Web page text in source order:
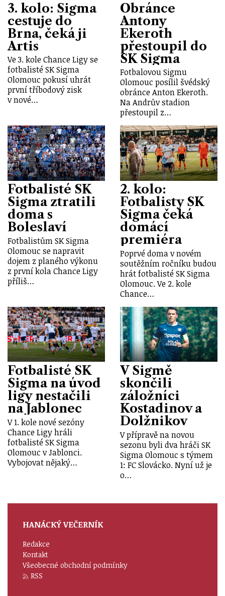
3. kolo: Sigma
cestuje do
Brna, čeká ji
Artis
Ve 3. kole Chance Ligy se
fotbalisté SK Sigma
Olomouc pokusí uhrát
první tříbodový zisk
v nové…
Obránce
Antony
Ekeroth
přestoupil do
SK Sigma
Fotbalovou Sigmu
Olomouc posílil švédský
obránce Anton Ekeroth.
Na Andrův stadion
přestoupil z…
Fotbalisté SK
Sigma ztratili
doma s
Boleslaví
Fotbalistům SK Sigma
Olomouc se napravit
dojem z planého výkonu
z první kola Chance Ligy
příliš…
2. kolo:
Fotbalisty SK
Sigma čeká
domácí
premiéra
Poprvé doma v novém
soutěžním ročníku budou
hrát fotbalisté SK Sigma
Olomouc. Ve 2. kole
Chance…
Fotbalisté SK
Sigma na úvod
ligy nestačili
na Jablonec
V 1. kole nové sezóny
Chance Ligy hráli
fotbalisté SK Sigma
Olomouc v Jablonci.
Vybojovat nějaký…
V Sigmě
skončili
záložníci
Kostadinov a
Dolžnikov
V přípravě na novou
sezonu byli dva hráči SK
Sigma Olomouc s týmem
1: FC Slovácko. Nyní už je
o…
HANÁCKÝ VEČERNÍK
Redakce
Kontakt
Všeobecné obchodní podmínky
RSS